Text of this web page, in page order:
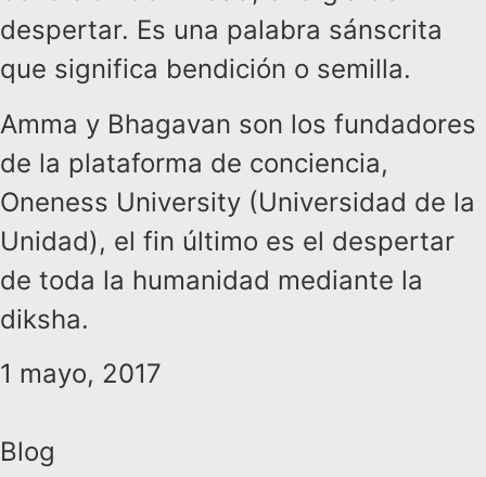
despertar. Es una palabra sánscrita
que significa bendición o semilla.
Amma y Bhagavan son los fundadores
de la plataforma de conciencia,
Oneness University (Universidad de la
Unidad), el fin último es el despertar
de toda la humanidad mediante la
diksha.
1 mayo, 2017
Blog